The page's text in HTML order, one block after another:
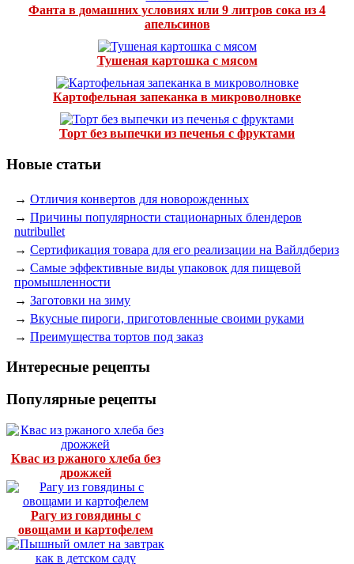
Фанта в домашних условиях или 9 литров сока из 4
апельсинов
Тушеная картошка с мясом
Картофельная запеканка в микроволновке
Торт без выпечки из печенья с фруктами
Новые статьи
→ Отличия конвертов для новорожденных
→ Причины популярности стационарных блендеров
nutribullet
→ Сертификация товара для его реализации на Вайлдбериз
→ Самые эффективные виды упаковок для пищевой
промышленности
→ Заготовки на зиму
→ Вкусные пироги, приготовленные своими руками
→ Преимущества тортов под заказ
Интересные рецепты
Популярные рецепты
Квас из ржаного хлеба без
дрожжей
Рагу из говядины с
овощами и картофелем